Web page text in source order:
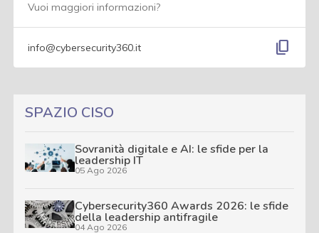
Vuoi maggiori informazioni?
info@cybersecurity360.it content_copy
SPAZIO CISO
Sovranità digitale e AI: le sfide per la
leadership IT
05 Ago 2026
Cybersecurity360 Awards 2026: le sfide
della leadership antifragile
04 Ago 2026